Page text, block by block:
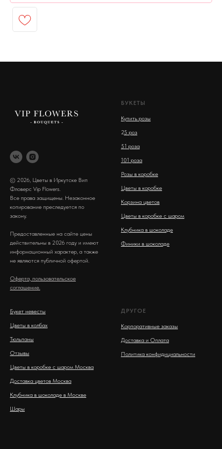
© 2026, Цветы в Иркутске Вип
Фловерс Vip Flowers.
Все права защищены. Незаконное
копирование преследуется по
закону.
Предоставленные на сайте цены
действительны в 2026 году и имеют
информационный характер, а также
не являются публичной офертой.
Оферта, пользовательское
соглашение.
БУКЕТЫ
Купить розы
25 роз
51 роза
101 роза
Розы в коробке
Цветы в коробке
Корзина цветов
Цветы в коробке с шаром
Клубника в шоколаде
Финики в шоколаде
Букет невесты
Цветы в колбах
Тюльпаны
Отзывы
Цветы в коробке с шаром Москва
Доставка цветов Москва
Клубника в шоколаде в Москве
Шары
ДРУГОЕ
Корпоративные заказы
Доставка и Оплата
Политика конфидициальности